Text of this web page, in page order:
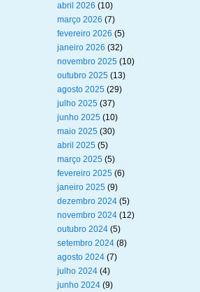
abril 2026 (10)
março 2026 (7)
fevereiro 2026 (5)
janeiro 2026 (32)
novembro 2025 (10)
outubro 2025 (13)
agosto 2025 (29)
julho 2025 (37)
junho 2025 (10)
maio 2025 (30)
abril 2025 (5)
março 2025 (5)
fevereiro 2025 (6)
janeiro 2025 (9)
dezembro 2024 (5)
novembro 2024 (12)
outubro 2024 (5)
setembro 2024 (8)
agosto 2024 (7)
julho 2024 (4)
junho 2024 (9)